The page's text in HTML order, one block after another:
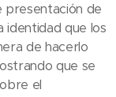
presentación de
identidad que los
de hacerlo
que se
el